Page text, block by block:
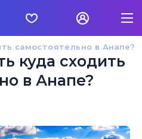
самостоятельно в Анапе?
куда сходить
в Анапе?